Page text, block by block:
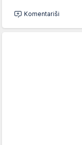
Komentariši